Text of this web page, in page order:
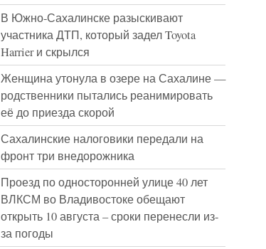
В Южно-Сахалинске разыскивают
участника ДТП, который задел Toyota
Harrier и скрылся
Женщина утонула в озере на Сахалине —
родственники пытались реанимировать
её до приезда скорой
Сахалинские налоговики передали на
фронт три внедорожника
Проезд по односторонней улице 40 лет
ВЛКСМ во Владивостоке обещают
открыть 10 августа – сроки перенесли из-
за погоды